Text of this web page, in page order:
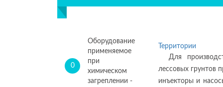
0
Оборудование
применяемое
при
химическом
загреплении -
Территории
Для
лессовых грунтов
инъекторы и